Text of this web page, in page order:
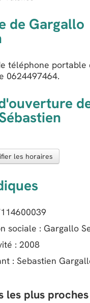
de Gargallo
téléphone portable
0624497464.
les horaires
sociale : Gargallo
: 2008
: Sebastien
les plus proches